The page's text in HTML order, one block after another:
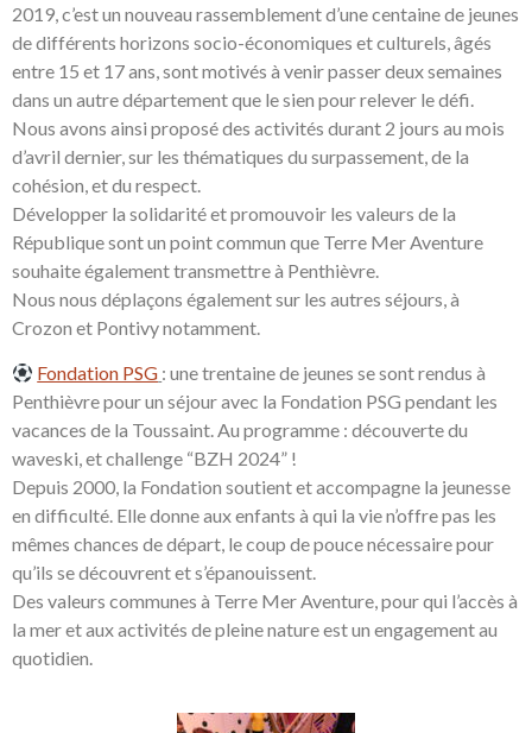
2019, c’est un nouveau rassemblement d’une centaine de jeunes
de différents horizons socio-économiques et culturels, âgés
entre 15 et 17 ans, sont motivés à venir passer deux semaines
dans un autre département que le sien pour relever le défi.
Nous avons ainsi proposé des activités durant 2 jours au mois
d’avril dernier, sur les thématiques du surpassement, de la
cohésion, et du respect.
Développer la solidarité et promouvoir les valeurs de la
République sont un point commun que Terre Mer Aventure
souhaite également transmettre à Penthièvre.
Nous nous déplaçons également sur les autres séjours, à
Crozon et Pontivy notamment.
Fondation PSG : une trentaine de jeunes se sont rendus à
Penthièvre pour un séjour avec la Fondation PSG pendant les
vacances de la Toussaint. Au programme : découverte du
waveski, et challenge “BZH 2024” !
Depuis 2000, la Fondation soutient et accompagne la jeunesse
en difficulté. Elle donne aux enfants à qui la vie n’offre pas les
mêmes chances de départ, le coup de pouce nécessaire pour
qu’ils se découvrent et s’épanouissent.
Des valeurs communes à Terre Mer Aventure, pour qui l’accès à
la mer et aux activités de pleine nature est un engagement au
quotidien.